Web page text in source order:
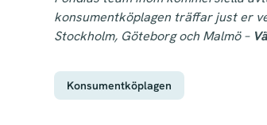
konsumentköplagen träffar just er
Stockholm, Göteborg och Malmö –
Konsumentköplagen